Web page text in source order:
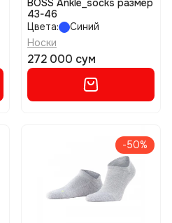
BOSS Ankle_socks размер
43-46
Цвета:
Синий
Носки
272 000 сум
-50%